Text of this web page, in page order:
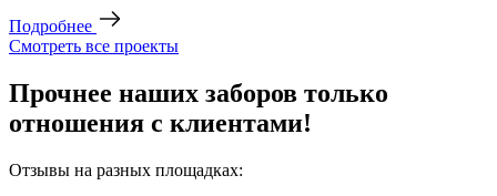
Подробнее
Смотреть все проекты
Прочнее наших заборов только
отношения с клиентами!
Отзывы на разных площадках: